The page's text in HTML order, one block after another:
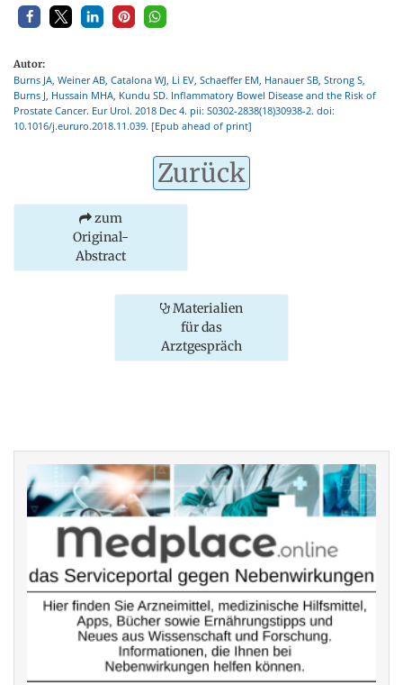
Autor:
Burns JA, Weiner AB, Catalona WJ, Li EV, Schaeffer EM, Hanauer SB, Strong S,
Burns J, Hussain MHA, Kundu SD. Inflammatory Bowel Disease and the Risk of
Prostate Cancer. Eur Urol. 2018 Dec 4. pii: S0302-2838(18)30938-2. doi:
10.1016/j.eururo.2018.11.039. [Epub ahead of print]
Zurück
zum
Original-
Abstract
Materialien
für das
Arztgespräch